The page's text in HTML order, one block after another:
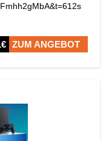
ZUM ANGEBOT